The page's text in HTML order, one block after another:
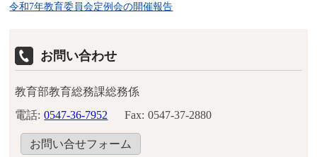
令和7年教育委員会定例会の開催報告
お問い合わせ
教育部教育総務課総務係
電話: 0547-36-7952 Fax: 0547-37-2880
お問い合せフォーム